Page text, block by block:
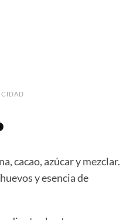
cacao, azúcar y mezclar.
y esencia de